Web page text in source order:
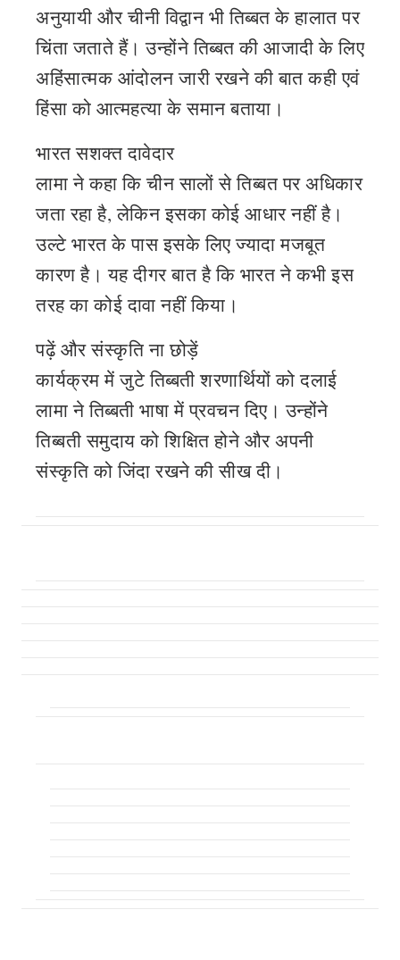
अनुयायी और चीनी विद्वान भी तिब्बत के हालात पर
चिंता जताते हैं। उन्होंने तिब्बत की आजादी के लिए
अहिंसात्मक आंदोलन जारी रखने की बात कही एवं
हिंसा को आत्महत्या के समान बताया।
भारत सशक्त दावेदार
लामा ने कहा कि चीन सालों से तिब्बत पर अधिकार
जता रहा है, लेकिन इसका कोई आधार नहीं है।
उल्टे भारत के पास इसके लिए ज्यादा मजबूत
कारण है। यह दीगर बात है कि भारत ने कभी इस
तरह का कोई दावा नहीं किया।
पढ़ें और संस्कृति ना छोड़ें
कार्यक्रम में जुटे तिब्बती शरणार्थियों को दलाई
लामा ने तिब्बती भाषा में प्रवचन दिए। उन्होंने
तिब्बती समुदाय को शिक्षित होने और अपनी
संस्कृति को जिंदा रखने की सीख दी।